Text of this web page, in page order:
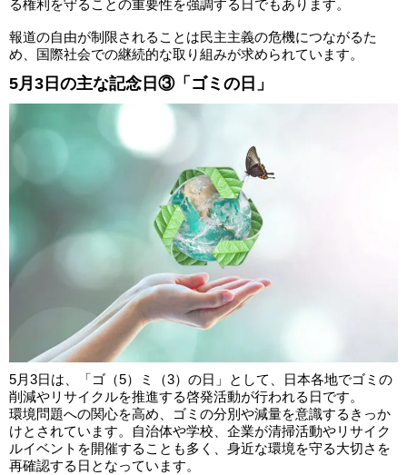
る権利を守ることの重要性を強調する日でもあります。
報道の自由が制限されることは民主主義の危機につながるた
め、国際社会での継続的な取り組みが求められています。
5月3日の主な記念日③「ゴミの日」
5月3日は、「ゴ（5）ミ（3）の日」として、日本各地でゴミの
削減やリサイクルを推進する啓発活動が行われる日です。
環境問題への関心を高め、ゴミの分別や減量を意識するきっか
けとされています。自治体や学校、企業が清掃活動やリサイク
ルイベントを開催することも多く、身近な環境を守る大切さを
再確認する日となっています。